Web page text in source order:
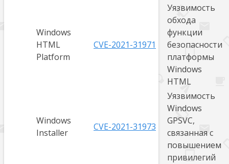
Windows
HTML
Platform
CVE-2021-31971
Уязвимость
обхода
функции
безопасности
платформы
Windows
HTML
Windows
Installer
CVE-2021-31973
Уязвимость
Windows
GPSVC,
связанная с
повышением
привилегий